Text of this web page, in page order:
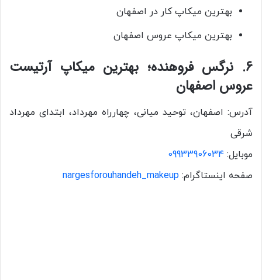
بهترین میکاپ کار در اصفهان
بهترین میکاپ عروس اصفهان
6. نرگس فروهنده؛ بهترین میکاپ آرتیست
عروس اصفهان
آدرس: اصفهان، توحید میانی، چهارراه مهرداد، ابتدای مهرداد
شرقی
موبایل: 09933906034
صفحه اینستاگرام: nargesforouhandeh_makeup